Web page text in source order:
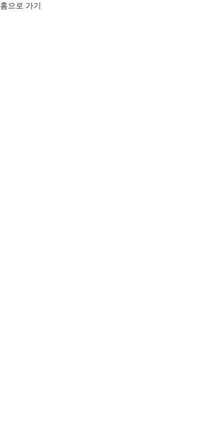
홈으로 가기